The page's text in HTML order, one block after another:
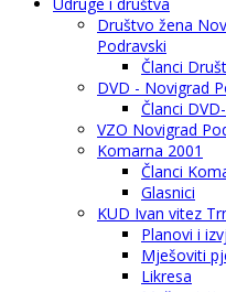
Društvo žena
Podravski
Članci
DVD - Novigrad
Članci
VZO Novigrad
Komarna 2001
Članci
Glasnici
KUD Ivan vitez
Planovi i
Mješoviti
Likresa